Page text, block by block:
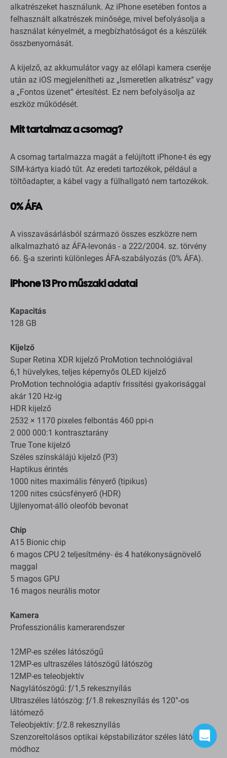
alkatrészeket használunk. Az iPhone esetében fontos a
felhasznált alkatrészek minősége, mivel befolyásolja a
használat kényelmét, a megbízhatóságot és a készülék
összbenyomását.
A kijelző, az akkumulátor vagy az előlapi kamera cseréje
után az iOS megjelenítheti az „Ismeretlen alkatrész” vagy
a „Fontos üzenet” értesítést. Ez nem befolyásolja az
eszköz működését.
Mit tartalmaz a csomag?
A csomag tartalmazza magát a felújított iPhone-t és egy
SIM-kártya kiadó tűt. Az eredeti tartozékok, például a
töltőadapter, a kábel vagy a fülhallgató nem tartozékok.
0% ÁFA
A visszavásárlásból származó összes eszközre nem
alkalmazható az ÁFA-levonás - a 222/2004. sz. törvény
66. §-a szerinti különleges ÁFA-szabályozás (0% ÁFA).
iPhone 13 Pro műszaki adatai
Kapacitás
128 GB
Kijelző
Super Retina XDR kijelző ProMotion technológiával
6,1 hüvelykes, teljes képernyős OLED kijelző
ProMotion technológia adaptív frissítési gyakorisággal
akár 120 Hz-ig
HDR kijelző
2532 × 1170 pixeles felbontás 460 ppi-n
2 000 000:1 kontrasztarány
True Tone kijelző
Széles színskálájú kijelző (P3)
Haptikus érintés
1000 nites maximális fényerő (tipikus)
1200 nites csúcsfényerő (HDR)
Ujjlenyomat-álló oleofób bevonat
Chip
A15 Bionic chip
6 magos CPU 2 teljesítmény- és 4 hatékonyságnövelő
maggal
5 magos GPU
16 magos neurális motor
Kamera
Professzionális kamerarendszer
12MP-es széles látószögű
12MP-es ultraszéles látószögű látószög
12MP-es teleobjektív
Nagylátószögű: ƒ/1,5 rekesznyílás
Ultraszéles látószög: ƒ/1.8 rekesznyílás és 120°-os
látómező
Teleobjektív: ƒ/2.8 rekesznyílás
Szenzoreltolásos optikai képstabilizátor széles látószögű
módhoz